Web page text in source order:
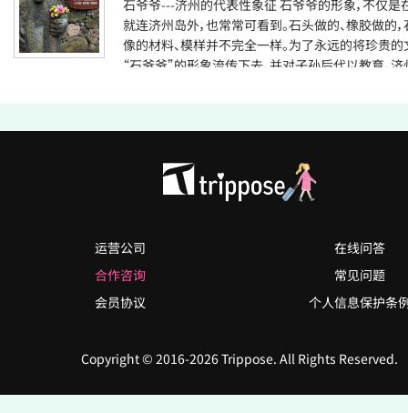
石爷爷---济州的代表性象征 石爷爷的形象，不仅是
就连济州岛外，也常常可看到。石头做的、橡胶做的
像的材料、模样并不完全一样。为了永远的将珍贵
“石爷爷”的形象流传下去，并对子孙后代以教育，
平为主题再解析的石爷爷)、济州型庭院、体验学习
寻找石爷爷 济州的象征之一“石爷爷”有很多叫法，
指定为地方民俗资料第2号，正式的叫法才定下来。
市内21座、首尔国立民俗博物馆2座、成邑12座、大
未完成的1座)，共保留有48座石爷爷雕像，主要发挥
呪术宗教、标示位置及禁标的作用。在1754年(英祖
圭(音)牧师主持创刊的文献《淡水契》的《耽罗志》
爷爷的形象。
运营公司
合作咨询
会员协议
在线问答
常见问题
个人信息保护条
Copyright © 2016-2026 Trippose. All Rights Reserved.